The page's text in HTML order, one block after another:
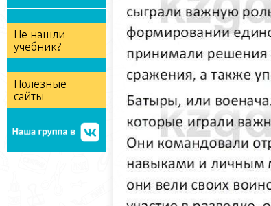
Не нашли
учебник?
Полезные
сайты